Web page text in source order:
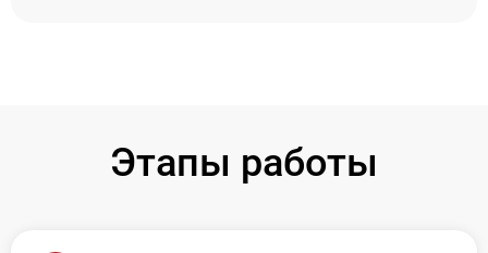
Этапы работы